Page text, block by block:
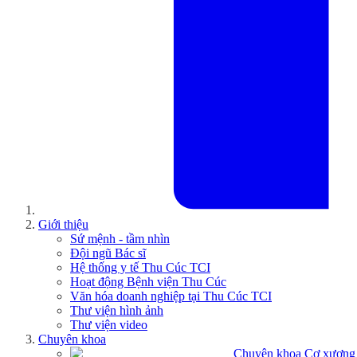
Giới thiệu
Sứ mệnh - tầm nhìn
Đội ngũ Bác sĩ
Hệ thống y tế Thu Cúc TCI
Hoạt động Bệnh viện Thu Cúc
Văn hóa doanh nghiệp tại Thu Cúc TCI
Thư viện hình ảnh
Thư viện video
Chuyên khoa
Chuyên khoa Cơ